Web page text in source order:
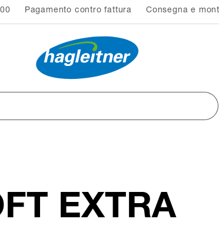
Pagamento contro fattura Consegna e
EXTRA